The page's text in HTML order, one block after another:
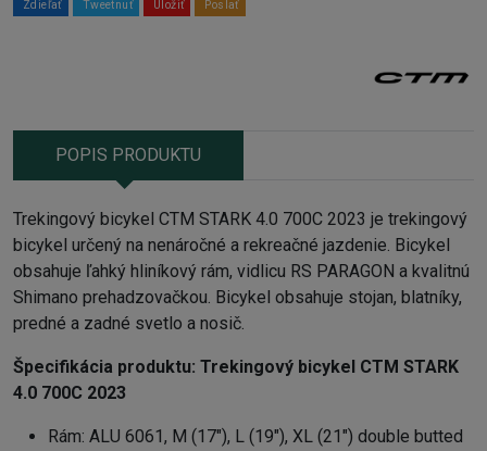
Zdieľať Tweetnuť Uložiť Poslať
POPIS PRODUKTU
Trekingový bicykel CTM STARK 4.0 700C 2023 je trekingový
bicykel určený na nenáročné a rekreačné jazdenie. Bicykel
obsahuje ľahký hliníkový rám, vidlicu RS PARAGON a kvalitnú
Shimano prehadzovačkou. Bicykel obsahuje stojan, blatníky,
predné a zadné svetlo a nosič.
Špecifikácia produktu: Trekingový bicykel CTM STARK
4.0 700C 2023
Rám: ALU 6061, M (17"), L (19"), XL (21") double butted